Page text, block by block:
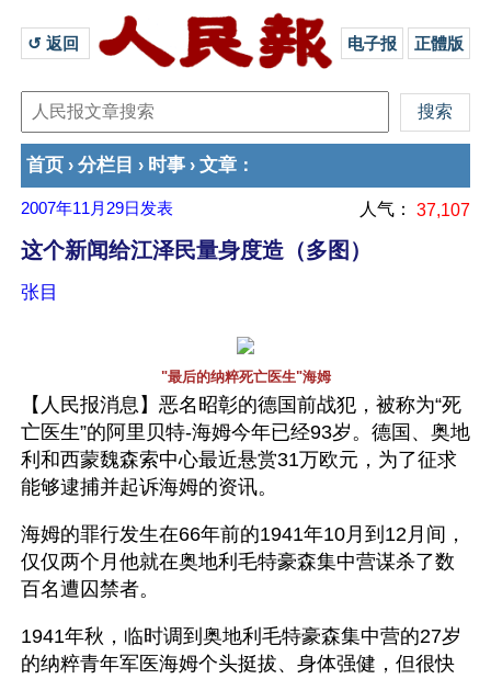
↺ 返回 电子报 正體版
首页 › 分栏目 › 时事 › 文章 ：
2007年11月29日 发表 人气： 37,107
这个新闻给江泽民量身度造（多图）
张目
"最后的纳粹死亡医生"海姆
【人民报消息】恶名昭彰的德国前战犯，被称为“死
亡医生”的阿里贝特-海姆今年已经93岁。德国、奥地
利和西蒙魏森索中心最近悬赏31万欧元，为了征求
能够逮捕并起诉海姆的资讯。
海姆的罪行发生在66年前的1941年10月到12月间，
仅仅两个月他就在奥地利毛特豪森集中营谋杀了数
百名遭囚禁者。
1941年秋，临时调到奥地利毛特豪森集中营的27岁
的纳粹青年军医海姆个头挺拔、身体强健，但很快